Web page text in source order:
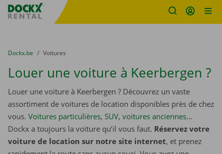
sitename
You are here:
du
Dockx.be to
Voitures
Louer une voiture à Keerbergen ?
Louer une voiture à Keerbergen ? Découvrez un vaste
assortiment de voitures de location disponibles près de chez
vous. Voitures particulières, SUV, voitures anciennes…
Dockx a toujours la voiture qu’il vous faut. Réservez votre
voiture de location sur notre site internet, et prenez